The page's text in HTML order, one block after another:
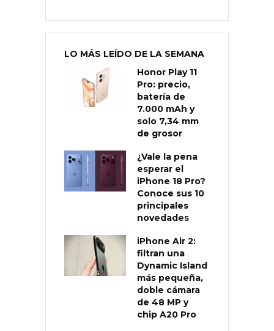
LO MÁS LEÍDO DE LA SEMANA
Honor Play 11
Pro: precio,
batería de
7.000 mAh y
solo 7,34 mm
de grosor
¿Vale la pena
esperar el
iPhone 18 Pro?
Conoce sus 10
principales
novedades
iPhone Air 2:
filtran una
Dynamic Island
más pequeña,
doble cámara
de 48 MP y
chip A20 Pro